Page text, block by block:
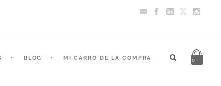
BLOG MI CARRO DE LA COMPRA 0